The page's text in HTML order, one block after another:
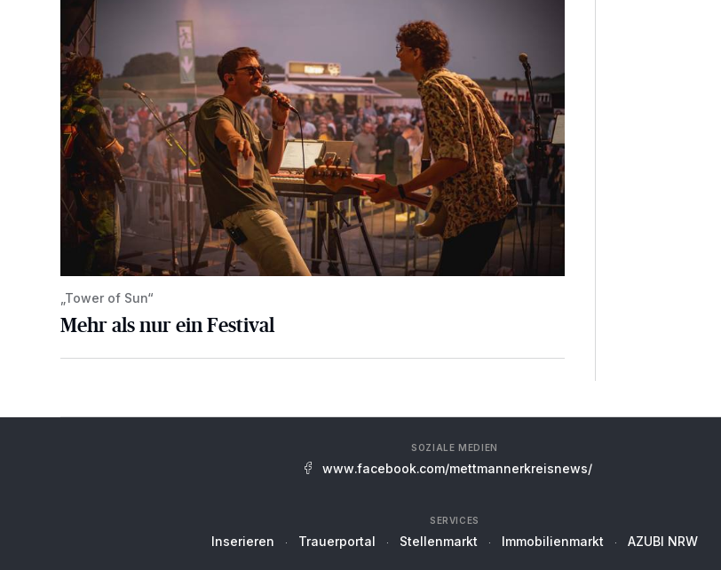
„Tower of Sun“
Mehr als nur ein Festival
SOZIALE MEDIEN
www.facebook.com/mettmannerkreisnews/
SERVICES
Inserieren Trauerportal Stellenmarkt Immobilienmarkt AZUBI NRW